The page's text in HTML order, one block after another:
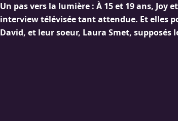
Un pas vers la lumière : À 15 et 19 ans, Joy
interview télévisée tant attendue. Et elles
David, et leur soeur, Laura Smet, supposés